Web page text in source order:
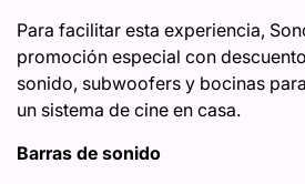
Para facilitar esta experiencia,
promoción especial con
sonido, subwoofers y bocinas
un sistema de cine en casa.
Barras de sonido